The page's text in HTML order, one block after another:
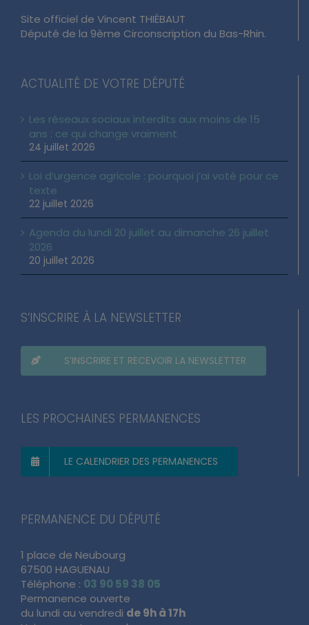
Site officiel de Vincent THIÉBAUT
Les réseaux sociaux interdits aux moins de 15
ans : ce qui change vraiment
24 juillet 2026
Loi d’urgence agricole : pourquoi j’ai voté pour ce
texte
22 juillet 2026
Agenda du lundi 20 juillet au dimanche 26 juillet
2026
20 juillet 2026
S’INSCRIRE ET RECEVOIR LA NEWSLETTER
LE CALENDRIER DES PERMANENCES
1 place de Neubourg
67500 HAGUENAU
Téléphone :03 90 59 38 05
Permanence ouverte